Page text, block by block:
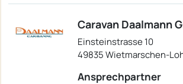
Caravan Daalmann
Einsteinstrasse 10
49835 Wietmarschen-
Ansprechpartner